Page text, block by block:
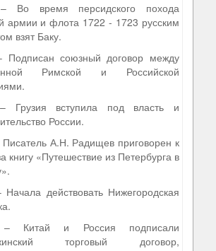
Во время персидского похода
армии и флота 1722 - 1723 русским
взят Баку.
союзный договор между
Римской и Российской
Грузия вступила под власть и
России.
А.Н. Радищев приговорен к
книгу «Путешествие из Петербурга в
действовать Нижегородская
Китай и Россия подписали
торговый договор,